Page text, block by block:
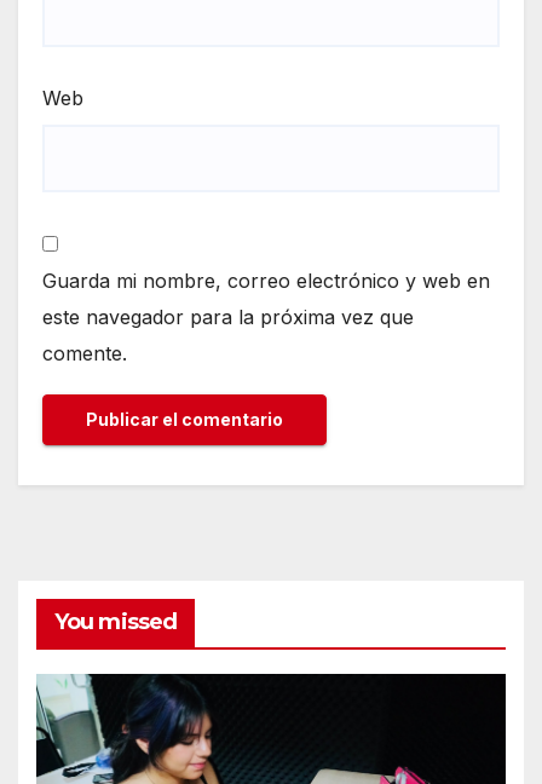
Web
Guarda mi nombre, correo electrónico y web en
este navegador para la próxima vez que
comente.
You missed